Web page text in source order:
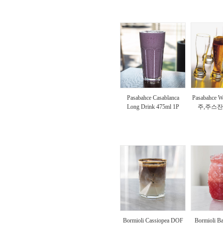
Pasabahce Casablanca
Long Drink 475ml 1P
Pasabahce
주,주스
Bormioli Cassiopea DOF
Bormioli